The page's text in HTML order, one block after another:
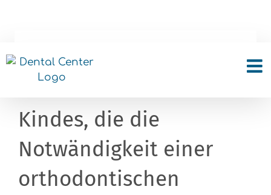
Welche sind die
Gewohnheiten des
Kindes, die die
Notwändigkeit einer
orthodontischen